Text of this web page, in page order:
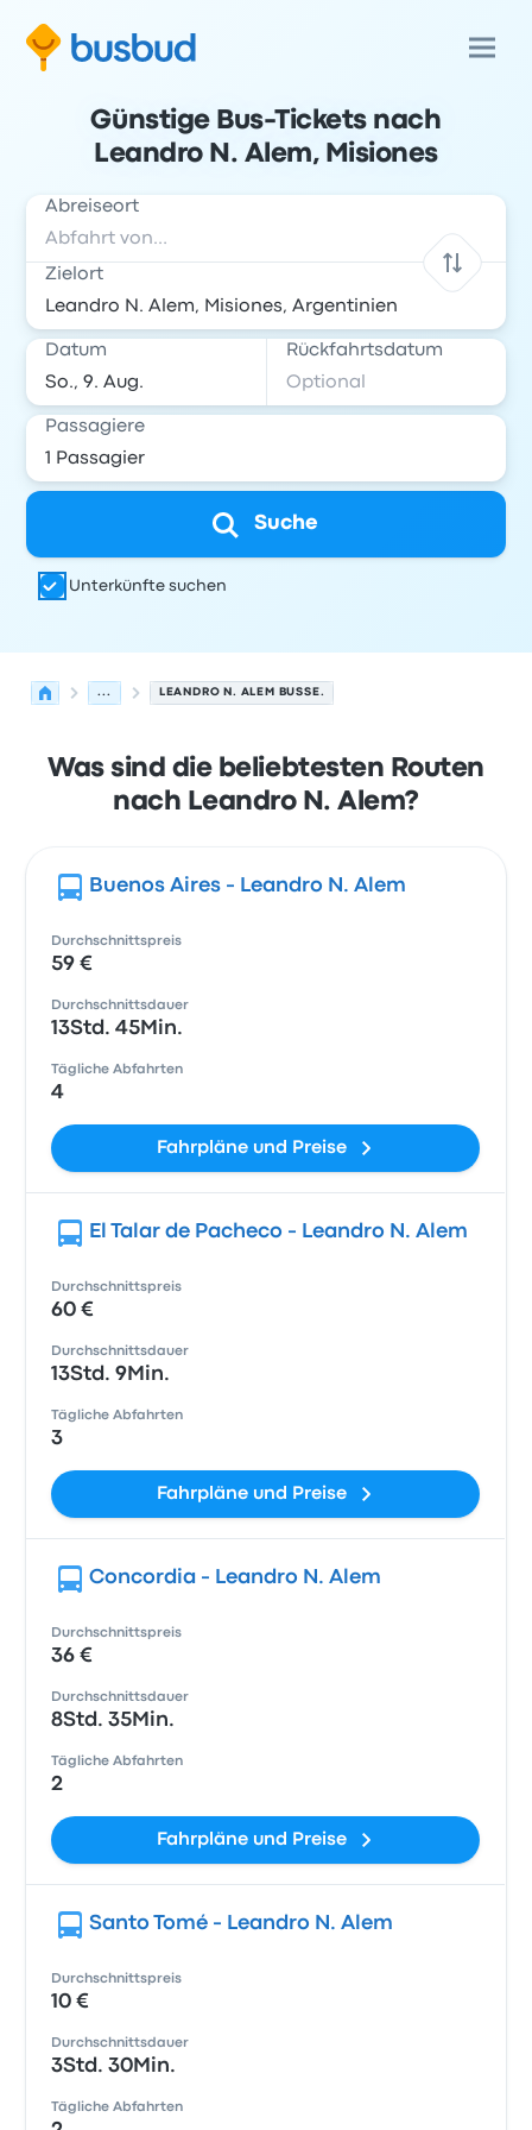
Günstige Bus-Tickets nach
Leandro N. Alem, Misiones
Abreiseort
Zielort
Datum Rückfahrtsdatum
Passagiere
Suche
Unterkünfte suchen
... LEANDRO N. ALEM BUSSE.
Was sind die beliebtesten Routen
nach Leandro N. Alem?
Buenos Aires - Leandro N. Alem
Durchschnittspreis
59 €
Durchschnittsdauer
13Std. 45Min.
Tägliche Abfahrten
4
Fahrpläne und Preise
El Talar de Pacheco - Leandro N. Alem
Durchschnittspreis
60 €
Durchschnittsdauer
13Std. 9Min.
Tägliche Abfahrten
3
Fahrpläne und Preise
Concordia - Leandro N. Alem
Durchschnittspreis
36 €
Durchschnittsdauer
8Std. 35Min.
Tägliche Abfahrten
2
Fahrpläne und Preise
Santo Tomé - Leandro N. Alem
Durchschnittspreis
10 €
Durchschnittsdauer
3Std. 30Min.
Tägliche Abfahrten